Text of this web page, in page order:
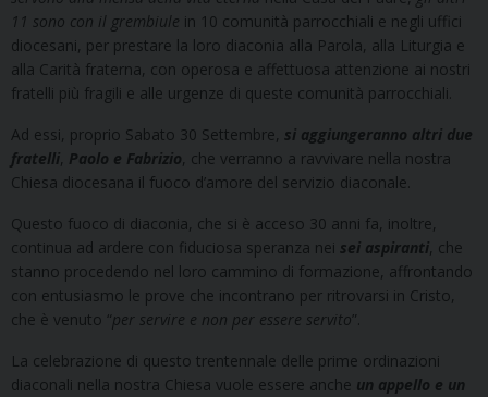
11 sono con il grembiule in 10 comunità parrocchiali e negli uffici
diocesani, per prestare la loro diaconia alla Parola, alla Liturgia e
alla Carità fraterna, con operosa e affettuosa attenzione ai nostri
fratelli più fragili e alle urgenze di queste comunità parrocchiali.
Ad essi, proprio Sabato 30 Settembre, si aggiungeranno altri due
fratelli, Paolo e Fabrizio, che verranno a ravvivare nella nostra
Chiesa diocesana il fuoco d’amore del servizio diaconale.
Questo fuoco di diaconia, che si è acceso 30 anni fa, inoltre,
continua ad ardere con fiduciosa speranza nei sei aspiranti, che
stanno procedendo nel loro cammino di formazione, affrontando
con entusiasmo le prove che incontrano per ritrovarsi in Cristo,
che è venuto “per servire e non per essere servito”.
La celebrazione di questo trentennale delle prime ordinazioni
diaconali nella nostra Chiesa vuole essere anche un appello e un